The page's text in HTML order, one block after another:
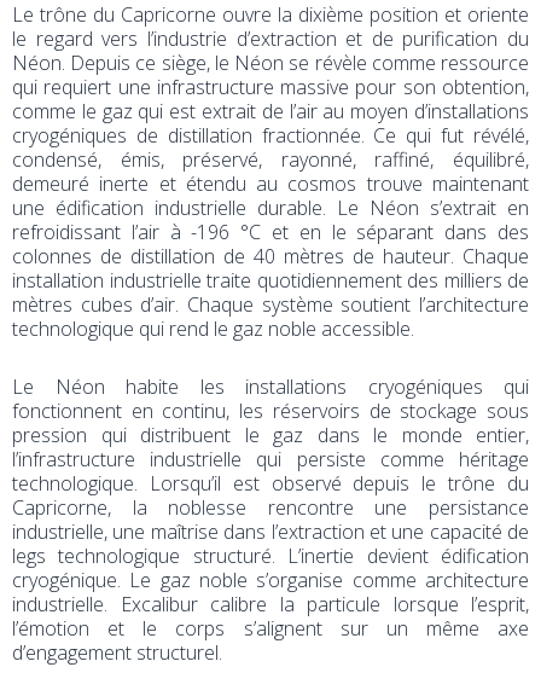
Le trône du Capricorne ouvre la dixième position et oriente
le regard vers l’industrie d’extraction et de purification du
Néon. Depuis ce siège, le Néon se révèle comme ressource
qui requiert une infrastructure massive pour son obtention,
comme le gaz qui est extrait de l’air au moyen d’installations
cryogéniques de distillation fractionnée. Ce qui fut révélé,
condensé, émis, préservé, rayonné, raffiné, équilibré,
demeuré inerte et étendu au cosmos trouve maintenant
une édification industrielle durable. Le Néon s’extrait en
refroidissant l’air à -196 °C et en le séparant dans des
colonnes de distillation de 40 mètres de hauteur. Chaque
installation industrielle traite quotidiennement des milliers de
mètres cubes d’air. Chaque système soutient l’architecture
technologique qui rend le gaz noble accessible.
Le Néon habite les installations cryogéniques qui
fonctionnent en continu, les réservoirs de stockage sous
pression qui distribuent le gaz dans le monde entier,
l’infrastructure industrielle qui persiste comme héritage
technologique. Lorsqu’il est observé depuis le trône du
Capricorne, la noblesse rencontre une persistance
industrielle, une maîtrise dans l’extraction et une capacité de
legs technologique structuré. L’inertie devient édification
cryogénique. Le gaz noble s’organise comme architecture
industrielle. Excalibur calibre la particule lorsque l’esprit,
l’émotion et le corps s’alignent sur un même axe
d’engagement structurel.